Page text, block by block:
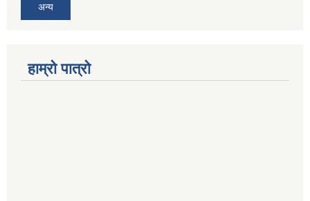
अन्य
हाम्रो पात्रो